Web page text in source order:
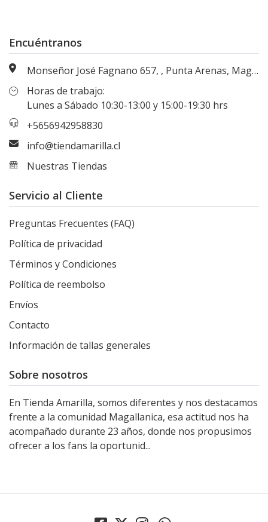
Encuéntranos
Monseñor José Fagnano 657, , Punta Arenas, Magallanes, Chile
Horas de trabajo:
Lunes a Sábado 10:30-13:00 y 15:00-19:30 hrs
+5656942958830
info@tiendamarilla.cl
Nuestras Tiendas
Servicio al Cliente
Preguntas Frecuentes (FAQ)
Política de privacidad
Términos y Condiciones
Política de reembolso
Envíos
Contacto
Información de tallas generales
Sobre nosotros
En Tienda Amarilla, somos diferentes y nos destacamos
frente a la comunidad Magallanica, esa actitud nos ha
acompañado durante 23 años, donde nos propusimos
ofrecer a los fans la oportunid...